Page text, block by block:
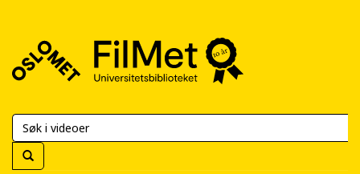
FilMet
Universitetsbiblioteket